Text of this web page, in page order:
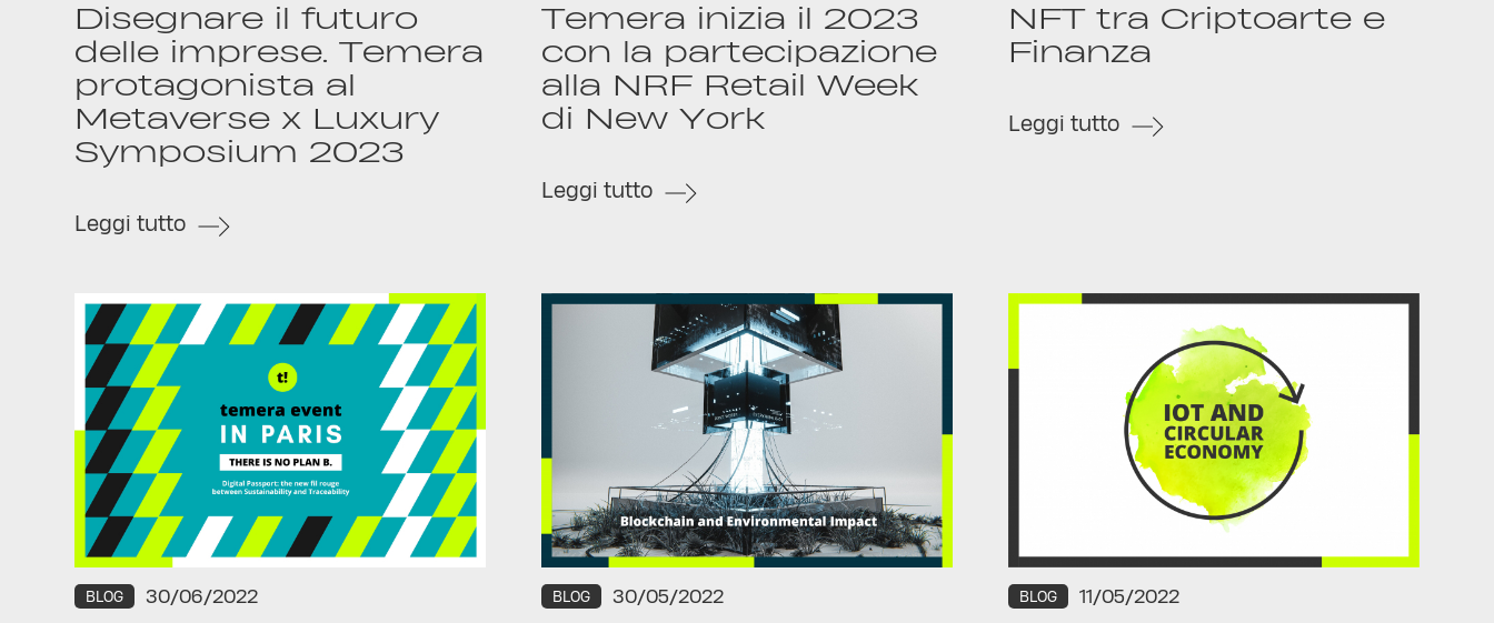
Disegnare il futuro
delle imprese. Temera
protagonista al
Metaverse x Luxury
Symposium 2023
Leggi tutto
Temera inizia il 2023
con la partecipazione
alla NRF Retail Week
di New York
Leggi tutto
NFT tra Criptoarte e
Finanza
Leggi tutto
BLOG 30/06/2022 BLOG 30/05/2022 BLOG 11/05/2022